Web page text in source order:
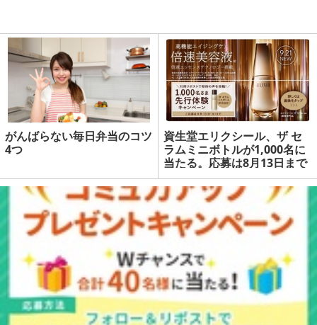
がんばらない毎日弁当のコツ
4つ
資生堂エリクシール、ザ セ
ラムミニボトルが1,000名に
当たる。応募は8月13日まで
| マネーの達人